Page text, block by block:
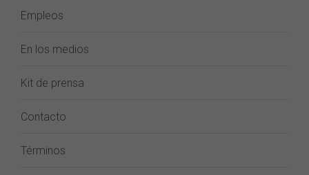
Empleos
En los medios
Kit de prensa
Contacto
Términos